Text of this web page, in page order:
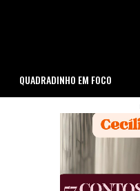
QUADRADINHO EM FOCO